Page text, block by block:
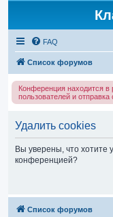
FAQ
Список форумов
Конференция находится в
пользователей и
Удалить cookies
Вы уверены, что хотите
конференцией?
Список форумов